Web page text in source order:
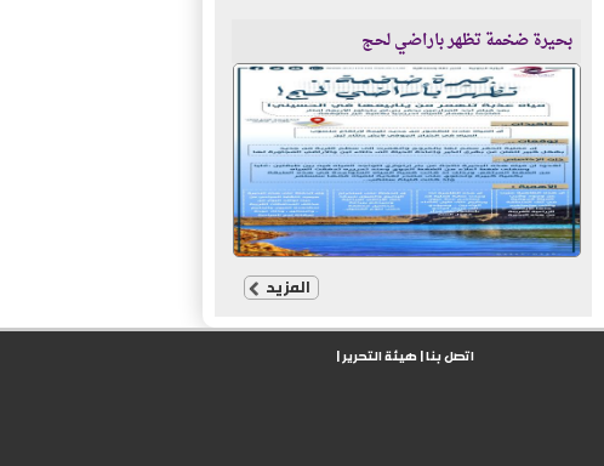
بحيرة ضخمة تظهر باراضي لحج
المزيد
اتصل بنا هيئة التحرير